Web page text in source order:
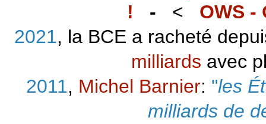
! - < OWS -
2021, la BCE a racheté
milliards avec
2011, Michel Barnier: "les
milliards de